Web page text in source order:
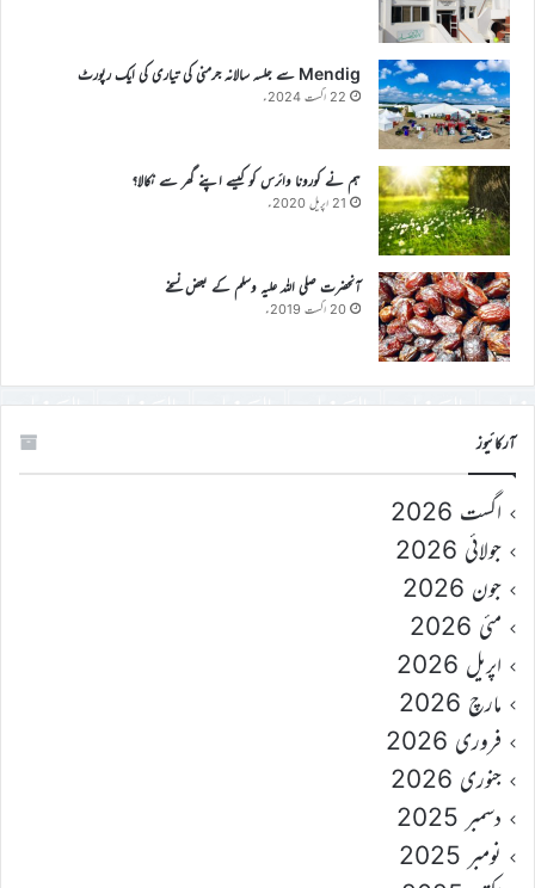
Mendig سے جلسہ سالانہ جرمنی کی تیاری کی ایک رپورٹ
22 اگست 2024ء
ہم نے کورونا وائرس کو کیسے اپنے گھر سے نکالا؟
21 اپریل 2020ء
آنحضرت صلی اللہ علیہ وسلم کے بعض نسخے
20 اگست 2019ء
آرکائیوز
اگست 2026
جولائی 2026
جون 2026
مئی 2026
اپریل 2026
مارچ 2026
فروری 2026
جنوری 2026
دسمبر 2025
نومبر 2025